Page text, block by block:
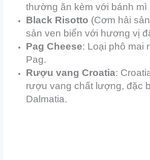
thường ăn kèm với bánh mì
Black Risotto (Cơm hải
sản ven biển với hương vị
Pag Cheese: Loại phô mai
Pag.
Rượu vang Croatia:
rượu vang chất lượng, đặc
Dalmatia.